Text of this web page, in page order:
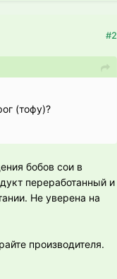
#2
(тофу)?
бобов сои в
переработанный и
Не уверена на
производителя.